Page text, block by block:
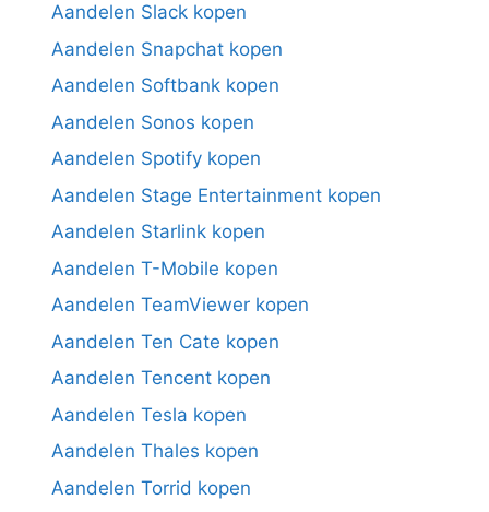
Aandelen Slack kopen
Aandelen Snapchat kopen
Aandelen Softbank kopen
Aandelen Sonos kopen
Aandelen Spotify kopen
Aandelen Stage Entertainment kopen
Aandelen Starlink kopen
Aandelen T-Mobile kopen
Aandelen TeamViewer kopen
Aandelen Ten Cate kopen
Aandelen Tencent kopen
Aandelen Tesla kopen
Aandelen Thales kopen
Aandelen Torrid kopen